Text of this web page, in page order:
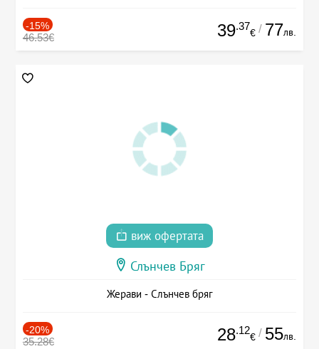
-15%
46.53€ 39.37
€ / 77лв.
виж офертата
Слънчев Бряг
Жерави - Слънчев бряг
-20%
35.28€ 28.12
€ / 55лв.